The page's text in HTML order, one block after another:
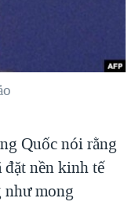
THẮNG CUỘC'
Quốc nói rằng
đặt nền kinh tế
như mong